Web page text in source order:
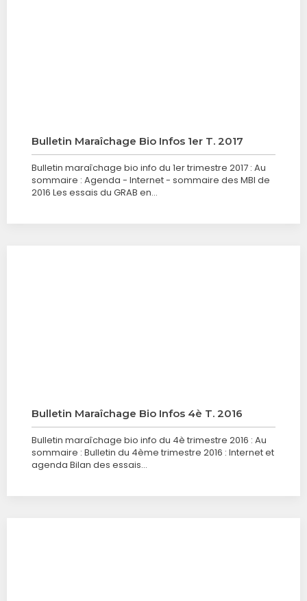
Bulletin Maraîchage Bio Infos 1er T. 2017
Bulletin maraîchage bio info du 1er trimestre 2017 : Au
sommaire : Agenda - Internet - sommaire des MBI de
2016 Les essais du GRAB en…
Bulletin Maraîchage Bio Infos 4è T. 2016
Bulletin maraîchage bio info du 4è trimestre 2016 : Au
sommaire : Bulletin du 4ème trimestre 2016 : Internet et
agenda Bilan des essais…